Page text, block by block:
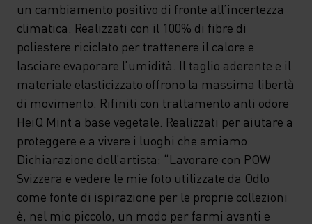
un cambiamento positivo di fronte all’incertezza
climatica. Realizzati con il 100% di fibre di
poliestere riciclato per trattenere il calore e
lasciare evaporare l’umidità. Il taglio aderente e il
materiale elasticizzato offrono la massima libertà
di movimento. Rifiniti con trattamento anti odore
HeiQ Mint a base vegetale. Realizzati per aiutare a
proteggere e a vivere i luoghi che amiamo.
Dichiarazione dell’artista: “Lavorare con POW
Svizzera e vedere le mie foto utilizzate da Odlo
come fonte di ispirazione per le proprie collezioni
è, nel mio piccolo, un modo per farmi avanti e